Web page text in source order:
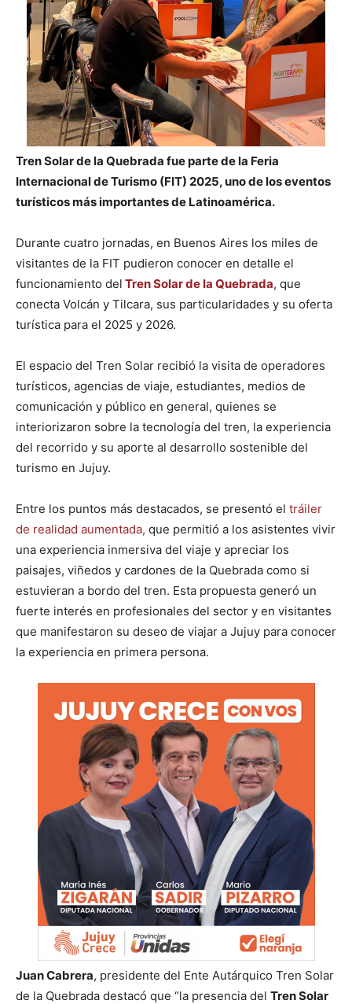
Tren Solar de la Quebrada fue parte de la Feria
Internacional de Turismo (FIT) 2025, uno de los eventos
turísticos más importantes de Latinoamérica.
Durante cuatro jornadas, en Buenos Aires los miles de
visitantes de la FIT pudieron conocer en detalle el
funcionamiento del Tren Solar de la Quebrada, que
conecta Volcán y Tilcara, sus particularidades y su oferta
turística para el 2025 y 2026.
El espacio del Tren Solar recibió la visita de operadores
turísticos, agencias de viaje, estudiantes, medios de
comunicación y público en general, quienes se
interiorizaron sobre la tecnología del tren, la experiencia
del recorrido y su aporte al desarrollo sostenible del
turismo en Jujuy.
Entre los puntos más destacados, se presentó el tráiler
de realidad aumentada, que permitió a los asistentes vivir
una experiencia inmersiva del viaje y apreciar los
paisajes, viñedos y cardones de la Quebrada como si
estuvieran a bordo del tren. Esta propuesta generó un
fuerte interés en profesionales del sector y en visitantes
que manifestaron su deseo de viajar a Jujuy para conocer
la experiencia en primera persona.
Juan Cabrera, presidente del Ente Autárquico Tren Solar
de la Quebrada destacó que “la presencia del Tren Solar